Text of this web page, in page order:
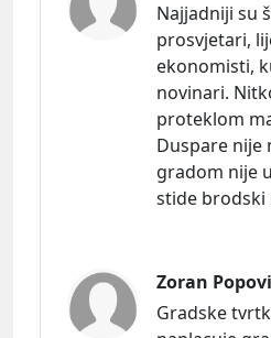
Najjadniji su
prosvjetari,
ekonomisti,
novinari.
proteklom
Duspare nije
gradom nije
stide brodski
Zoran
Gradske